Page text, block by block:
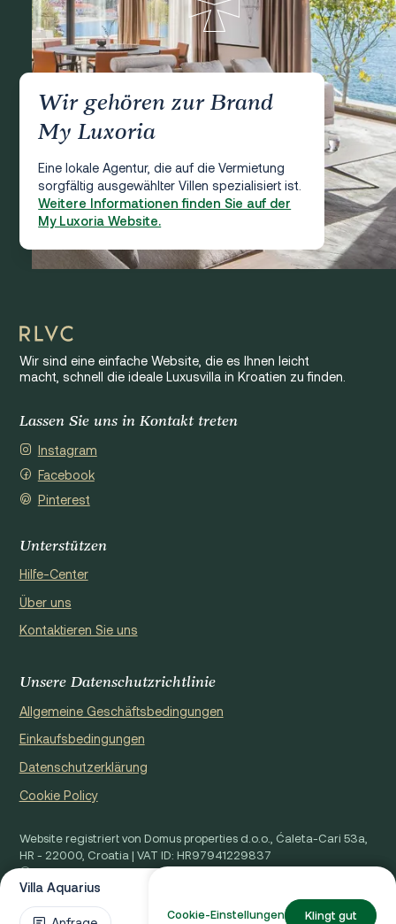
Villa Aquarius
Wir gehören zur Brand
My Luxoria
Eine lokale Agentur, die auf die Vermietung
sorgfältig ausgewählter Villen spezialisiert ist.
Weitere Informationen finden Sie auf der
My Luxoria Website.
Wir sind eine einfache Website, die es Ihnen leicht
macht, schnell die ideale Luxusvilla in Kroatien zu finden.
Lassen Sie uns in Kontakt treten
Instagram
Facebook
Pinterest
Unterstützen
Hilfe-Center
Über uns
Kontaktieren Sie uns
Unsere Datenschutzrichtlinie
Allgemeine Geschäftsbedingungen
Einkaufsbedingungen
Datenschutzerklärung
Cookie Policy
Website registriert von Domus properties d.o.o., Ćaleta-Cari 53a,
HR - 22000, Croatia | VAT ID: HR97941229837
Ⓒ 2026 RLVC. Alle Rechte vorbehalten.
Entwickelt von Epic Digital
Cookie-Einstellungen Klingt gut